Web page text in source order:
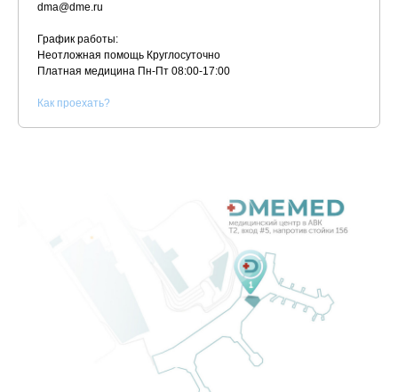
dma@dme.ru
График работы:
Неотложная помощь Круглосуточно
Платная медицина Пн-Пт 08:00-17:00
Как проехать?